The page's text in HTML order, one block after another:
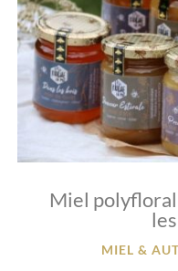
Miel polyfloral
MIEL &